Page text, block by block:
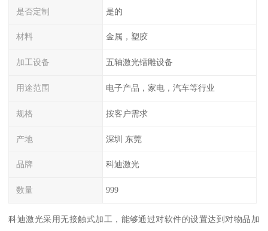
是否定制 是的
材料 金属，塑胶
加工设备 五轴激光镭雕设备
用途范围 电子产品，家电，汽车等行业
规格 按客户需求
产地 深圳 东莞
品牌 科迪激光
数量 999
科迪激光采用无接触式加工，能够通过对软件的设置达到对物品加